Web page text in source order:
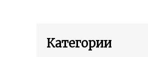
Категории